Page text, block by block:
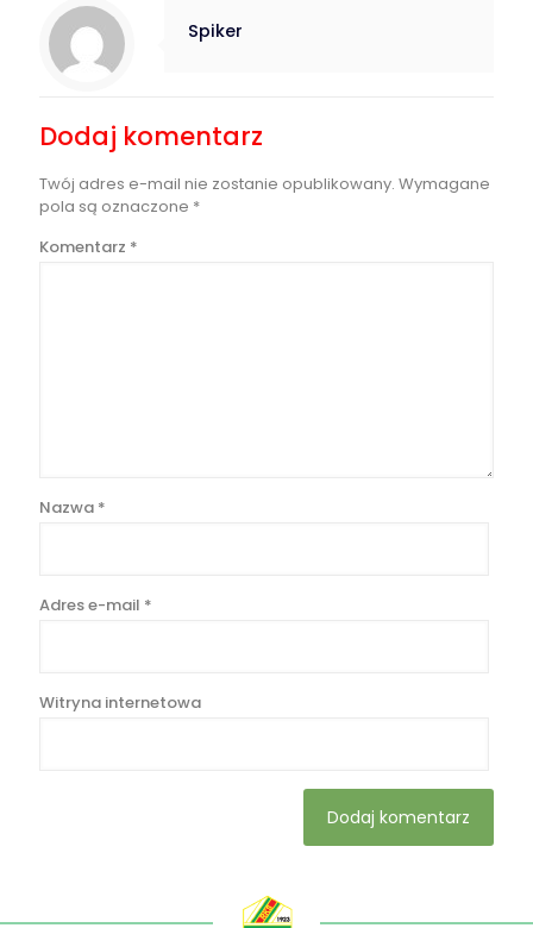
Spiker
Dodaj komentarz
Twój adres e-mail nie zostanie opublikowany. Wymagane
pola są oznaczone *
Komentarz *
Nazwa *
Adres e-mail *
Witryna internetowa